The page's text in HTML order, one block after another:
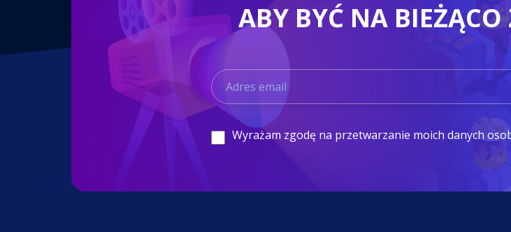
ABY BYĆ NA
Wyrażam zgodę na przetwarzanie moich danych